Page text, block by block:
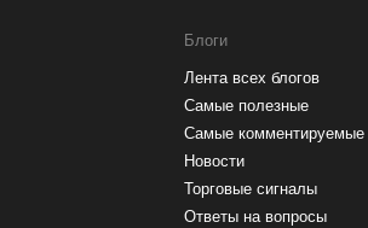
Блоги
Лента всех блогов
Самые полезные
Самые комментируемые
Новости
Торговые сигналы
Ответы на вопросы